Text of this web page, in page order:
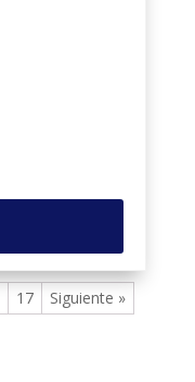
17 Siguiente »